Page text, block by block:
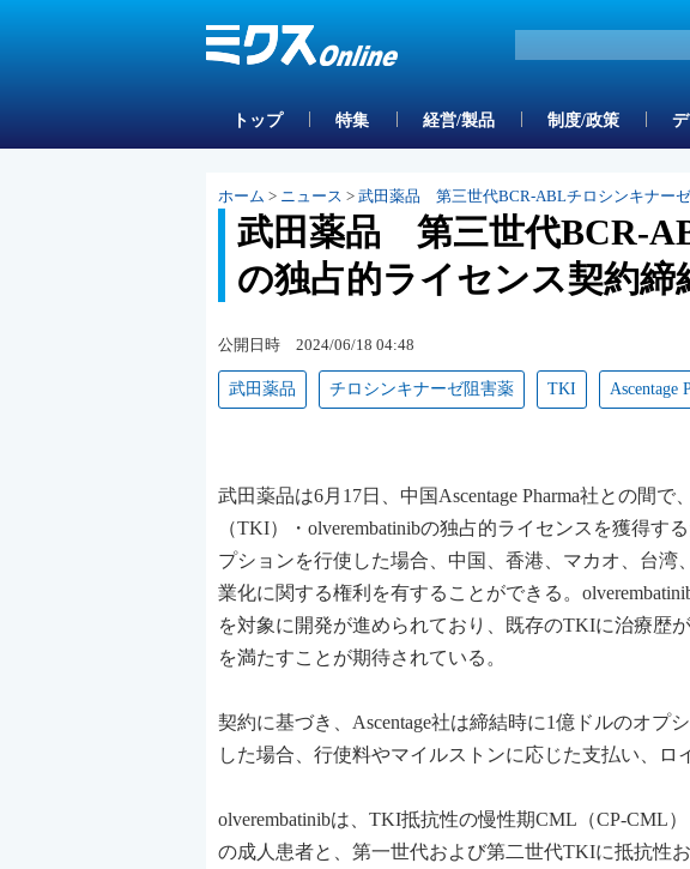
トップ 特集 経営/製品 制度/政策
ホーム > ニュース > 武田薬品 第三世代BCR-ABLチロシンキナー
武田薬品 第三世代BCR-
の独占的ライセンス契約
公開日時 2024/06/18 04:48
武田薬品 チロシンキナーゼ阻害薬 TKI Ascentage
武田薬品は6月17日、中国Ascentage Pharma社との間
（TKI）・olverembatinibの独占的ライセンスを獲得
プションを行使した場合、中国、香港、マカオ、台湾
業化に関する権利を有することができる。
を対象に開発が進められており、既存のTKIに治療歴
を満たすことが期待されている。
契約に基づき、Ascentage社は締結時に1億ドルのオ
した場合、行使料やマイルストンに応じた支払い、ロ
olverembatinibは、TKI抵抗性の慢性期CML（CP-CML
の成人患者と、第一世代および第二世代TKIに抵抗性